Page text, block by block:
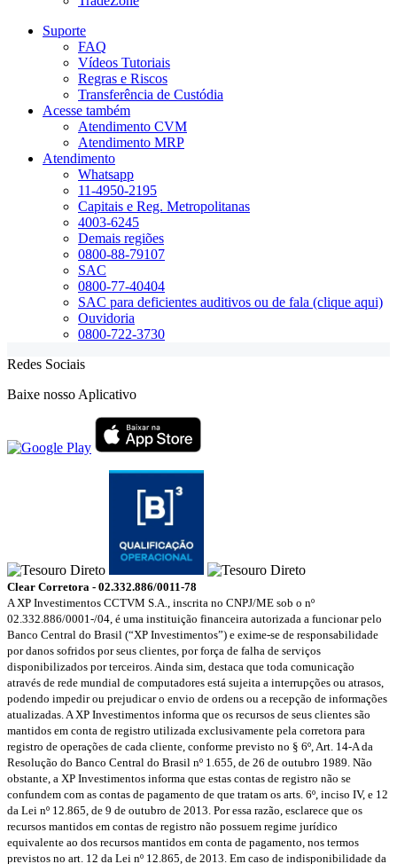
Suporte
FAQ
Vídeos Tutoriais
Regras e Riscos
Transferência de Custódia
Acesse também
Atendimento CVM
Atendimento MRP
Atendimento
Whatsapp
11-4950-2195
Capitais e Reg. Metropolitanas
4003-6245
Demais regiões
0800-88-79107
SAC
0800-77-40404
SAC para deficientes auditivos ou de fala (clique aqui)
Ouvidoria
0800-722-3730
Redes Sociais
Baixe nosso Aplicativo
Clear Corretora - 02.332.886/0011-78
A XP Investimentos CCTVM S.A., inscrita no CNPJ/ME sob o nº
02.332.886/0001-/­04, é uma instituição financeira autorizada a funcionar pelo
Banco Central do Brasil (“XP Investimentos”) e exime-se de responsabilidade
por danos sofridos por seus clientes, por força de falha de serviços
disponibilizados por terceiros. Ainda sim, destaca que toda comunicação
através de rede mundial de computadores está sujeita a interrupções ou atrasos,
podendo impedir ou prejudicar o envio de ordens ou a recepção de informações
atualizadas. A XP Investimentos informa que os recursos de seus clientes são
mantidos em conta de registro utilizada exclusivamente pela corretora para
registro de operações de cada cliente, conforme previsto no § 6º, Art. 14-A da
Resolução do Banco Central do Brasil nº 1.655, de 26 de outubro 1989. Não
obstante, a XP Investimentos informa que estas contas de registro não se
confundem com as contas de pagamento de que tratam os arts. 6º, inciso IV, e 12
da Lei nº 12.865, de 9 de outubro de 2013. Por essa razão, esclarece que os
recursos mantidos em contas de registro não possuem regime jurídico
equivalente ao dos recursos mantidos em conta de pagamento, nos termos
previstos no art. 12 da Lei nº 12.865, de 2013. Em caso de indisponibilidade da